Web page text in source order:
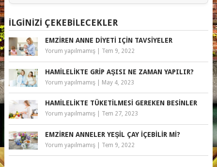
İLGINIZI ÇEKEBILECEKLER
EMZIREN ANNE DIYETI IÇIN TAVSIYELER
Yorum yapılmamış| Tem 9, 2022
HAMILELIKTE GRIP AŞISI NE ZAMAN YAPILIR?
Yorum yapılmamış| May 4, 2023
HAMILELIKTE TÜKETILMESI GEREKEN BESINLER
Yorum yapılmamış| Tem 27, 2023
EMZIREN ANNELER YEŞIL ÇAY İÇEBILIR MI?
Yorum yapılmamış| Tem 9, 2022